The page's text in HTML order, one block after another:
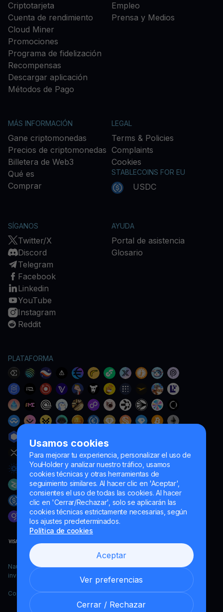
Usamos cookies
Para mejorar tu experiencia, personalizar el uso de
YouHolder y analizar nuestro tráfico, usamos
cookies técnicas y otras herramientas de
seguimiento similares. Al hacer clic en 'Aceptar',
consientes el uso de todas las cookies. Al hacer
clic en 'Cerrar/Rechazar', solo se aplicarán las
cookies técnicas estrictamente necesarias, según
los ajustes predeterminados.
Política de cookies
Aceptar
Ver preferencias
Cerrar / Rechazar
Criptotarjeta
Cuenta de rendimiento
Cloud Miner
Promociones
Programa de fidelización
Recompensas
Descargar aplicación
Métodos de Pago
Empleo
Prensa y Medios
MÁS INFORMACIÓN
Gane criptomonedas
Precios de criptomonedas
Billetera de Web3
Qué es
Comprar
LEGAL
Terms & Policies
Complaints
Cookies
STABLECOINS FOR EU
USDC
SÍGANOS
Twitter/X
Discord
Telegram
Facebook
Linkedin
YouTube
Instagram
Reddit
AYUDA
Portal de asistencia
Glosario
PLATAFORMA
Naumard LTD. – únicamente para fines de desarrollo informático,
investigación y marketing
Copyright YouHodler, 2026.